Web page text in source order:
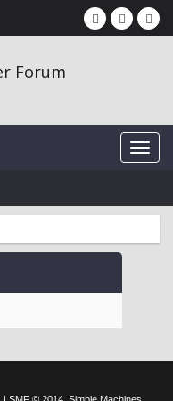
| SMF © 2014 Simple Machines